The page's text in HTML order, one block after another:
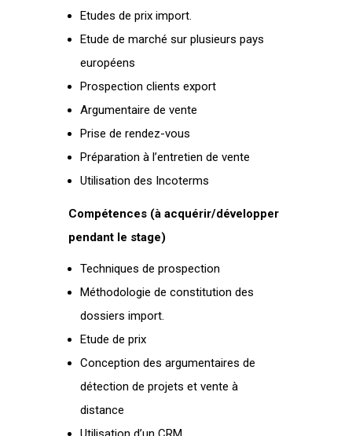
Etudes de prix import.
Etude de marché sur plusieurs pays
européens
Prospection clients export
Argumentaire de vente
Prise de rendez-vous
Préparation à l’entretien de vente
Utilisation des Incoterms
Compétences (à acquérir/développer
pendant le stage)
Techniques de prospection
Méthodologie de constitution des
dossiers import.
Etude de prix
Conception des argumentaires de
détection de projets et vente à
distance